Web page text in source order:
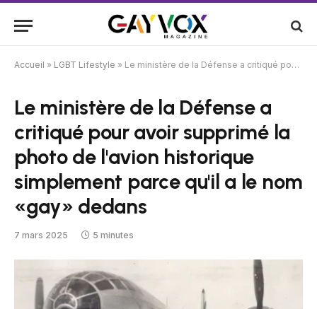
Accueil » LGBT Lifestyle » Le ministère de la Défense a critiqué pour avoir supprimé la photo de l'avion historique simplement parce qu'il a le nom «gay» dedans
Le ministère de la Défense a
critiqué pour avoir supprimé la
photo de l'avion historique
simplement parce qu'il a le nom
«gay» dedans
7 mars 2025 5 minutes